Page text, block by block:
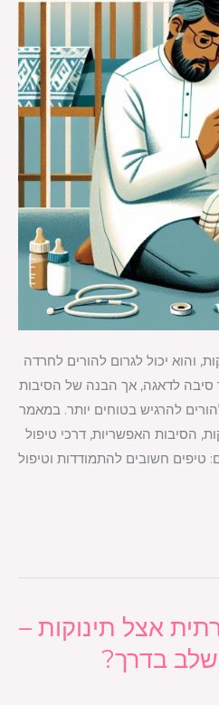
והוא יכול לגרום להורים לחרדה
סיבה לדאגה, אך הבנה של הסיבות
להרגיש בטוחים יותר. במאמר
הסיבות האפשריות, דרכי טיפול
טיפים חשובים להתמודדות וטיפול
אצל תינוקות –
בדרך?